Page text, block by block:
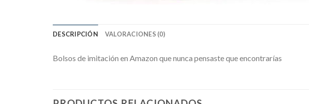
DESCRIPCIÓN VALORACIONES (0)
Bolsos de imitación en Amazon que nunca pensaste que encontrarías